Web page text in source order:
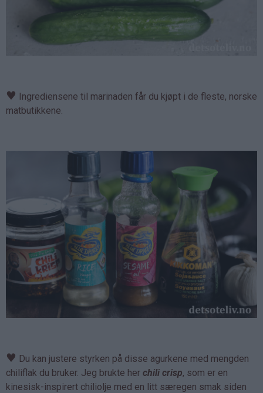
♥ Ingrediensene til marinaden får du kjøpt i de fleste, norske
matbutikkene.
♥ Du kan justere styrken på disse agurkene med mengden
chiliflak du bruker. Jeg brukte her chili crisp, som er en
kinesisk-inspirert chiliolje med en litt særegen smak siden